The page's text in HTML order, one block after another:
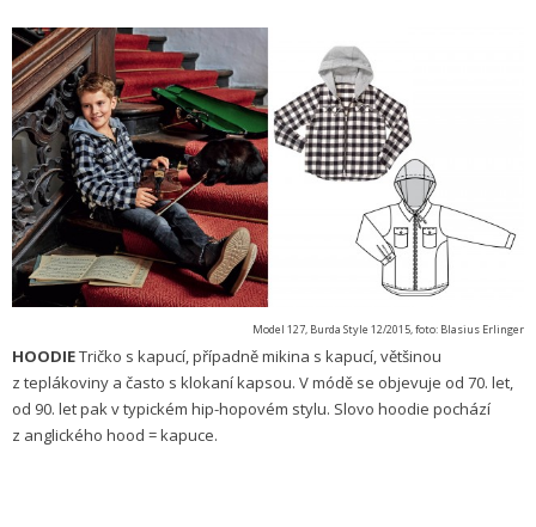
Model 127, Burda Style 12/2015, foto: Blasius Erlinger
HOODIETričko s kapucí, případně mikina s kapucí, většinou
z teplákoviny a často s klokaní kapsou. V módě se objevuje od 70. let,
od 90. let pak v typic­kém hip-hopovém stylu. Slovo hoodie pochází
z anglického hood = kapuce.